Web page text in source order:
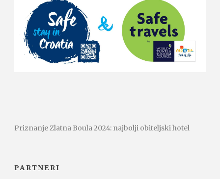
Priznanje Zlatna Boula 2024: najbolji obiteljski hotel
PARTNERI